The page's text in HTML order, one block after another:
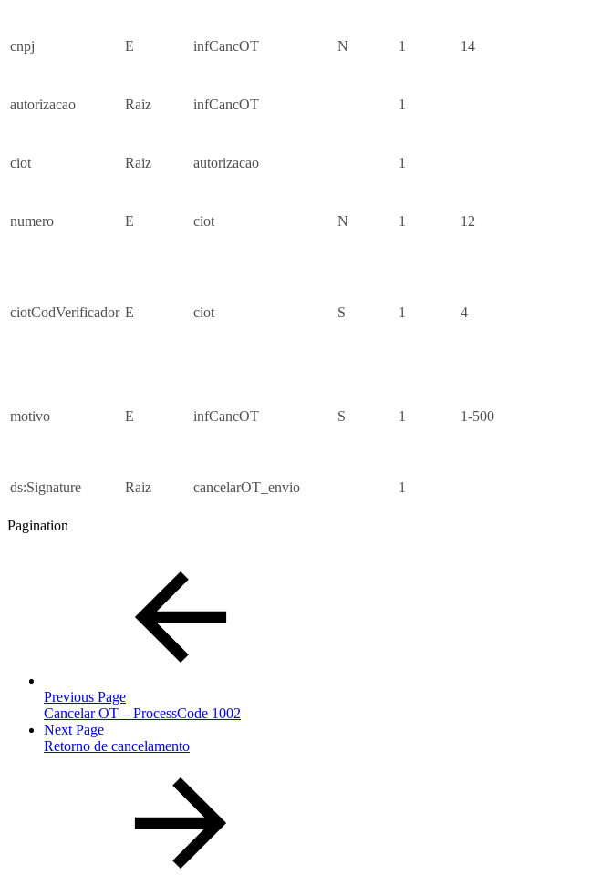
cnpj E infCancOT N 1 14
autorizacao Raiz infCancOT 1
ciot Raiz autorizacao 1
numero E ciot N 1 12
ciotCodVerificador E ciot S 1 4
motivo E infCancOT S 1 1-500
ds:Signature Raiz cancelarOT_envio 1
Pagination
Previous Page
Cancelar OT – ProcessCode 1002
Next Page
Retorno de cancelamento